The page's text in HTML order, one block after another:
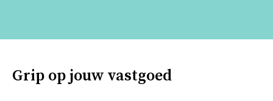
Grip op jouw vastgoed